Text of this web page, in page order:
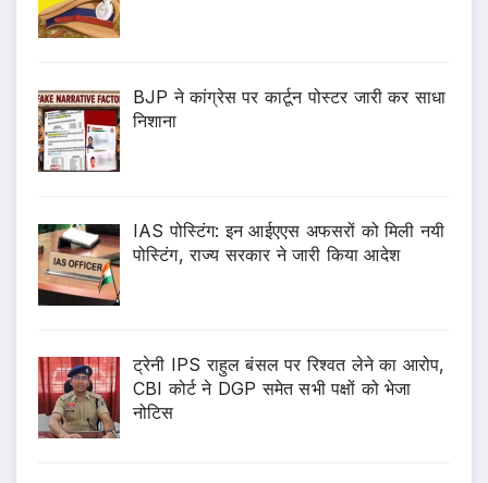
BJP ने कांग्रेस पर कार्टून पोस्टर जारी कर साधा
निशाना
IAS पोस्टिंग: इन आईएएस अफसरों को मिली नयी
पोस्टिंग, राज्य सरकार ने जारी किया आदेश
ट्रेनी IPS राहुल बंसल पर रिश्वत लेने का आरोप,
CBI कोर्ट ने DGP समेत सभी पक्षों को भेजा
नोटिस